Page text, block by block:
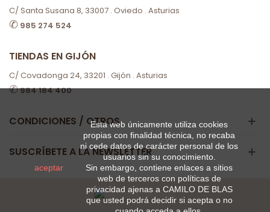
aceptar
Esta web únicamente utiliza cookies
propias con finalidad técnica, no recaba
ni cede datos de carácter personal de los
usuarios sin su conocimiento.
Sin embargo, contiene enlaces a sitios
web de terceros con políticas de
privacidad ajenas a CAMILO DE BLAS
que usted podrá decidir si acepta o no
C/ Santa Susana 8, 33007 . Oviedo . Asturias
✆ 985 274 524
TIENDAS EN GIJÓN
C/ Covadonga 24, 33201 . Gijón . Asturias
✆984 184 400
CONDICIONES / OTROS
SUSCRÍBETE A LA NEWSLETTER